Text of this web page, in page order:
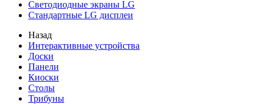
Светодиодные экраны LG
Стандартные LG дисплеи
Назад
Интерактивные устройства
Доски
Панели
Киоски
Столы
Трибуны